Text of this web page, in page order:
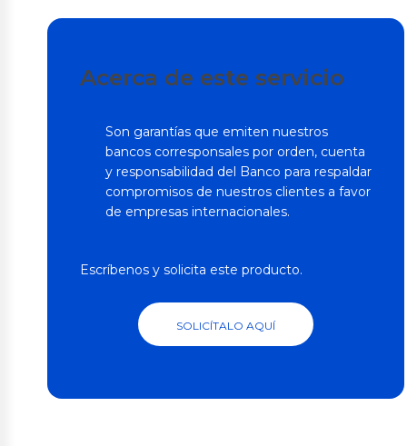
Acerca de este servicio
Son garantías que emiten nuestros
bancos corresponsales por orden, cuenta
y responsabilidad del Banco para respaldar
compromisos de nuestros clientes a favor
de empresas internacionales.
Escríbenos y solicita este producto.
SOLICÍTALO AQUÍ